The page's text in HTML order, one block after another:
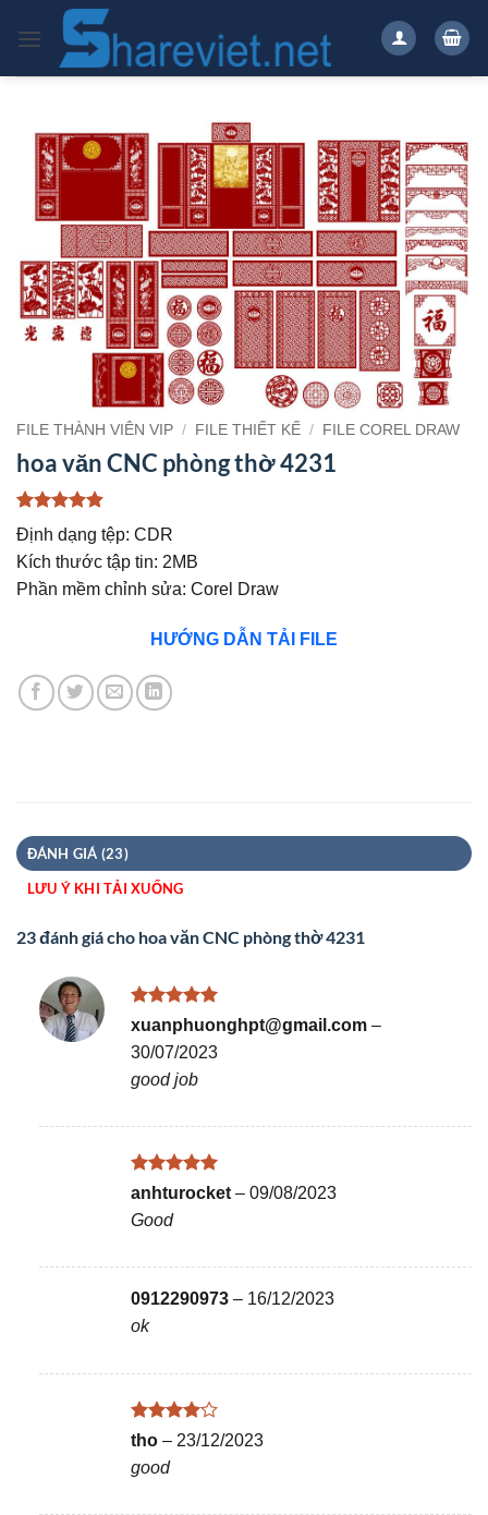
qua
FILE THÀNH VIÊN VIP / FILE THIẾT KẾ / FILE COREL DRAW
hoa văn CNC phòng thờ 4231
4.86 trên 5
dựa trên
21
đánh giá
Định dạng tệp: CDR
Kích thước tập tin: 2MB
Phần mềm chỉnh sửa: Corel Draw
HƯỚNG DẪN TẢI FILE
ĐÁNH GIÁ (23)
LƯU Ý KHI TẢI XUỐNG
23 đánh giá cho hoa văn CNC phòng thờ 4231
Được xếp
hạng55
sao
xuanphuonghpt@gmail.com –
30/07/2023
good job
Được xếp
sao
anhturocket – 09/08/2023
Good
0912290973 – 16/12/2023
ok
Được
45 sao
tho – 23/12/2023
good